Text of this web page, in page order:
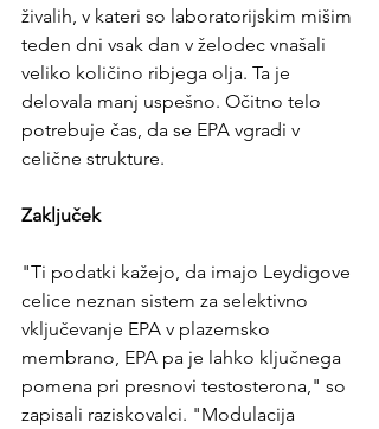
živalih, v kateri so laboratorijskim mišim
teden dni vsak dan v želodec vnašali
veliko količino ribjega olja. Ta je
delovala manj uspešno. Očitno telo
potrebuje čas, da se EPA vgradi v
celične strukture.
Zaključek
"Ti podatki kažejo, da imajo Leydigove
celice neznan sistem za selektivno
vključevanje EPA v plazemsko
membrano, EPA pa je lahko ključnega
pomena pri presnovi testosterona," so
zapisali raziskovalci. "Modulacija